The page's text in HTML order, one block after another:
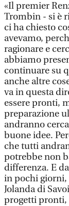
«Il premier
Trombin - si è
ci ha chiesto
avevamo,
ragionare e
abbiamo
continuare su
anche altre
va in questa
essere pronti,
preparazione
andranno
buone idee.
che tutti
potrebbe non
differenza. E
in pochi giorni,
Jolanda di
progetti pronti,